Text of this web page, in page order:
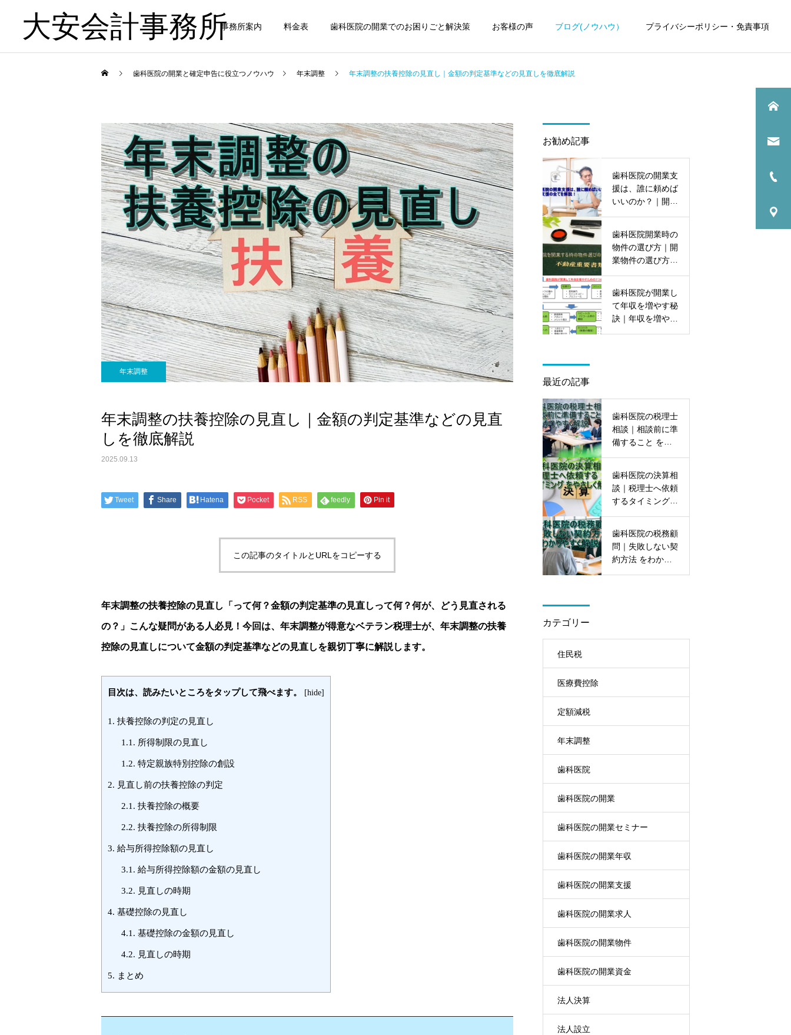
大安会計事務所事務所案内 料金表 歯科医院の開業でのお困りごと解決策 お客様の声 ブログ(ノウハウ） プライバシーポリシー・免責事項
歯科医院
歯科医院の税理士相談｜相
談前に準備すること をわか
りやすく解説
歯科医院
歯科医院の決算相談｜税理
士へ依頼するタイミング を
やさしく解説
歯科医院
歯科医院の税務顧問｜失敗
しない契約方法 をわかりや
すく解説
歯科医院専門税理士｜依頼
するメリットについてわか
りやすく解説
歯科医院の税理士変更｜引
歯科医院の開業と確定申告に役立つノウハウ 年末調整 年末調整の扶養控除の見直し｜金額の判定基準などの見直しを徹底解説
年末調整
年末調整の扶養控除の見直し｜金額の判定基準などの見直
しを徹底解説
2025.09.13
Tweet Share Hatena Pocket RSS feedly Pin it
この記事のタイトルとURLをコピーする
年末調整の扶養控除の見直し「って何？金額の判定基準の見直しって何？何が、どう見直される
の？」こんな疑問がある人必見！今回は、年末調整が得意なベテラン税理士が、年末調整の扶養
控除の見直しについて金額の判定基準などの見直しを親切丁寧に解説します。
目次は、読みたいところをタップして飛べます。 [hide]
1. 扶養控除の判定の見直し
1.1. 所得制限の見直し
1.2. 特定親族特別控除の創設
2. 見直し前の扶養控除の判定
2.1. 扶養控除の概要
2.2. 扶養控除の所得制限
3. 給与所得控除額の見直し
3.1. 給与所得控除額の金額の見直し
3.2. 見直しの時期
4. 基礎控除の見直し
4.1. 基礎控除の金額の見直し
4.2. 見直しの時期
5. まとめ
お勧め記事
歯科医院の開業支
援は、誰に頼めば
いいのか？｜開業
歯科医院開業時の
物件の選び方｜開
業物件の選び方の
歯科医院が開業し
て年収を増やす秘
訣｜年収を増やす
最近の記事
歯科医院の税理士
相談｜相談前に準
備すること をわ
歯科医院の決算相
談｜税理士へ依頼
するタイミング
歯科医院の税務顧
問｜失敗しない契
約方法 をわかり
カテゴリー
住民税
医療費控除
定額減税
年末調整
歯科医院
歯科医院の開業
歯科医院の開業セミナー
歯科医院の開業年収
歯科医院の開業支援
歯科医院の開業求人
歯科医院の開業物件
歯科医院の開業資金
法人決算
法人設立